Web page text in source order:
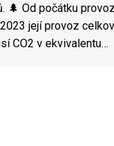
🌲 Od počátku
její provoz
CO2 v ekvivalentu…